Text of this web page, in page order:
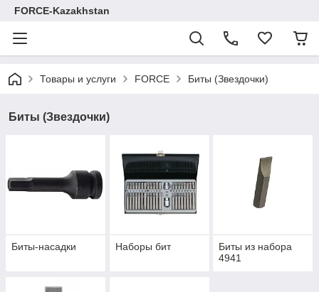
FORCE-Kazakhstan
Товары и услуги FORCE Биты (Звездочки)
Биты (Звездочки)
Биты-насадки Наборы бит
Биты из набора
4941